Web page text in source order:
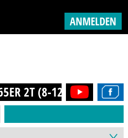
ANMELDEN
2T (8-12J.) 2024